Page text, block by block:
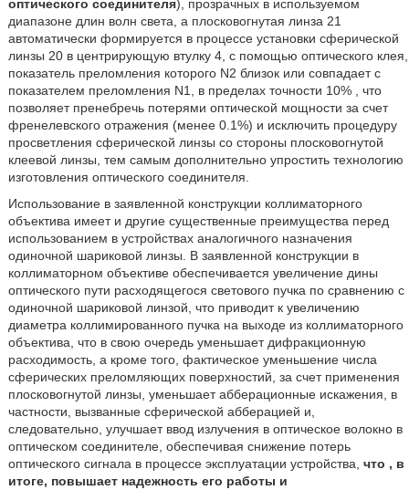
оптического соединителя), прозрачных в используемом
диапазоне длин волн света, а плосковогнутая линза 21
автоматически формируется в процессе установки сферической
линзы 20 в центрирующую втулку 4, с помощью оптического клея,
показатель преломления которого N2 близок или совпадает с
показателем преломления N1, в пределах точности 10% , что
позволяет пренебречь потерями оптической мощности за счет
френелевского отражения (менее 0.1%) и исключить процедуру
просветления сферической линзы со стороны плосковогнутой
клеевой линзы, тем самым дополнительно упростить технологию
изготовления оптического соединителя.
Использование в заявленной конструкции коллиматорного
объектива имеет и другие существенные преимущества перед
использованием в устройствах аналогичного назначения
одиночной шариковой линзы. В заявленной конструкции в
коллиматорном объективе обеспечивается увеличение дины
оптического пути расходящегося светового пучка по сравнению с
одиночной шариковой линзой, что приводит к увеличению
диаметра коллимированного пучка на выходе из коллиматорного
объектива, что в свою очередь уменьшает дифракционную
расходимость, а кроме того, фактическое уменьшение числа
сферических преломляющих поверхностий, за счет применения
плосковогнутой линзы, уменьшает абберационные искажения, в
частности, вызванные сферической абберацией и,
следовательно, улучшает ввод излучения в оптическое волокно в
оптическом соединителе, обеспечивая снижение потерь
оптического сигнала в процессе эксплуатации устройства, что , в
итоге, повышает надежность его работы и